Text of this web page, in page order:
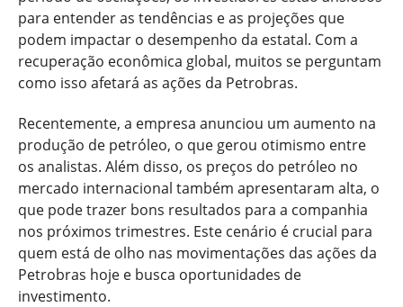
para entender as tendências e as projeções que
podem impactar o desempenho da estatal. Com a
recuperação econômica global, muitos se perguntam
como isso afetará as ações da Petrobras.
Recentemente, a empresa anunciou um aumento na
produção de petróleo, o que gerou otimismo entre
os analistas. Além disso, os preços do petróleo no
mercado internacional também apresentaram alta, o
que pode trazer bons resultados para a companhia
nos próximos trimestres. Este cenário é crucial para
quem está de olho nas movimentações das ações da
Petrobras hoje e busca oportunidades de
investimento.